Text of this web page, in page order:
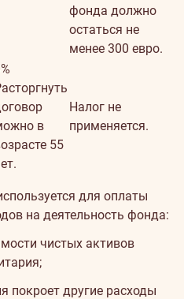
фонда должно
остаться не
менее 300 евро.
в
55
Налог не
применяется.
для оплаты
на деятельность фонда:
чистых активов
покроет другие расходы